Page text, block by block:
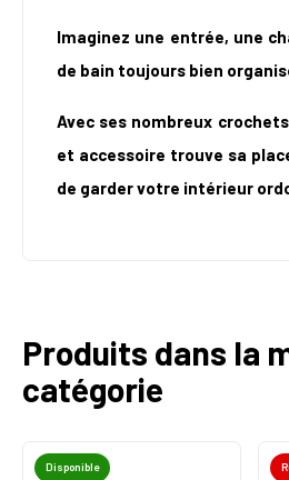
Imaginez une entrée, une
de bain toujours bien
Avec ses nombreux
et accessoire trouve sa
de garder votre intérieur
Produits dans la
catégorie
Disponible